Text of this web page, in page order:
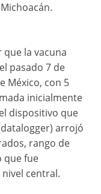
la vacuna
pasado 7 de
México, con 5
inicialmente
dispositivo que
arrojó
rango de
que fue
central.